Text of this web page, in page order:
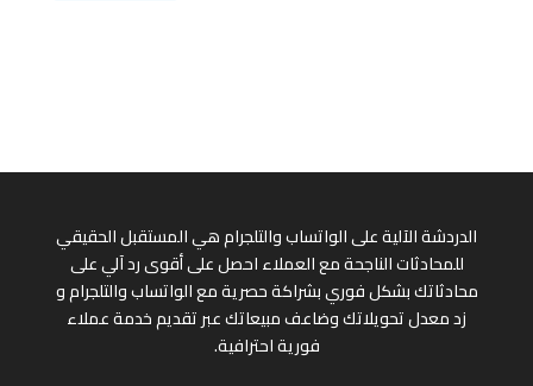
الدردشة الآلية على الواتساب والتلجرام هي المستقبل الحقيقي
للمحادثات الناجحة مع العملاء احصل على أقوى رد آلي على
محادثاتك بشكل فوري بشراكة حصرية مع الواتساب والتلجرام و
زد معدل تحويلاتك وضاعف مبيعاتك عبر تقديم خدمة عملاء
فورية احترافية.